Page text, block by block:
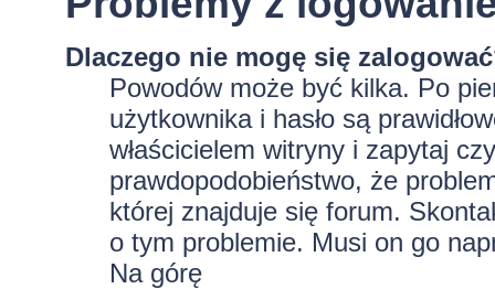
Dlaczego nie mogę się
Powodów może być kilka. Po
użytkownika i hasło są
właścicielem witryny i zapytaj
prawdopodobieństwo, że
której znajduje się forum.
o tym problemie. Musi on go
Na górę